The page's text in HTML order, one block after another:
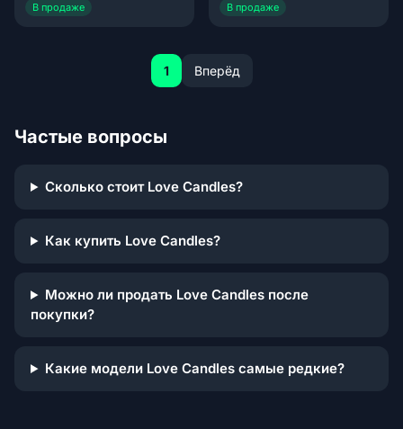
В продаже В продаже
1 Вперёд
Частые вопросы
Сколько стоит Love Candles?
Как купить Love Candles?
Можно ли продать Love Candles после
покупки?
Какие модели Love Candles самые редкие?